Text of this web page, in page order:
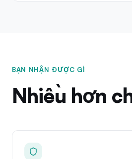
BẠN NHẬN ĐƯỢC GÌ
Nhiều hơn